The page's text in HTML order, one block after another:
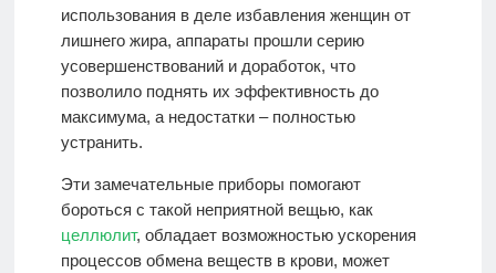
использования в деле избавления женщин от
лишнего жира, аппараты прошли серию
усовершенствований и доработок, что
позволило поднять их эффективность до
максимума, а недостатки – полностью
устранить.
Эти замечательные приборы помогают
бороться с такой неприятной вещью, как
целлюлит, обладает возможностью ускорения
процессов обмена веществ в крови, может